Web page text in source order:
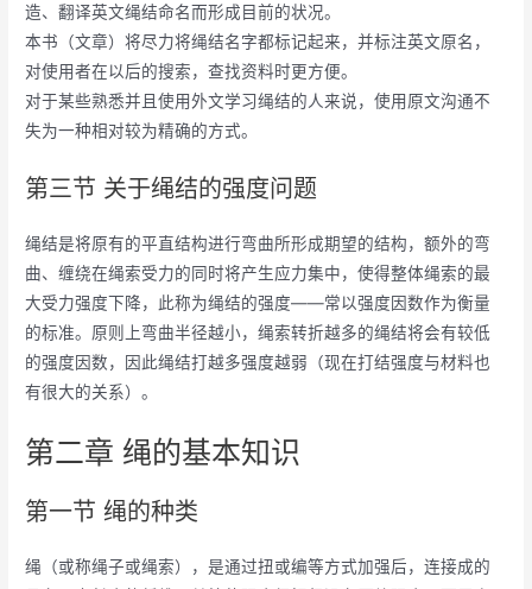
造、翻译英文绳结命名而形成目前的状况。
本书（文章）将尽力将绳结名字都标记起来，并标注英文原名，
对使用者在以后的搜索，查找资料时更方便。
对于某些熟悉并且使用外文学习绳结的人来说，使用原文沟通不
失为一种相对较为精确的方式。
第三节 关于绳结的强度问题
绳结是将原有的平直结构进行弯曲所形成期望的结构，额外的弯
曲、缠绕在绳索受力的同时将产生应力集中，使得整体绳索的最
大受力强度下降，此称为绳结的强度——常以强度因数作为衡量
的标准。原则上弯曲半径越小，绳索转折越多的绳结将会有较低
的强度因数，因此绳结打越多强度越弱（现在打结强度与材料也
有很大的关系）。
第二章 绳的基本知识
第一节 绳的种类
绳（或称绳子或绳索），是通过扭或编等方式加强后，连接成的